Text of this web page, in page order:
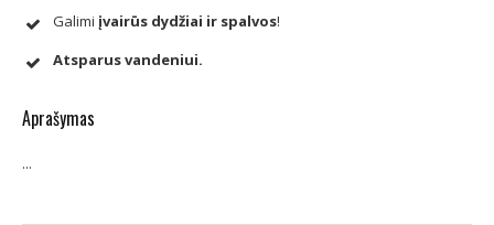
Galimi įvairūs dydžiai ir spalvos!
Atsparus vandeniui.
Aprašymas
...